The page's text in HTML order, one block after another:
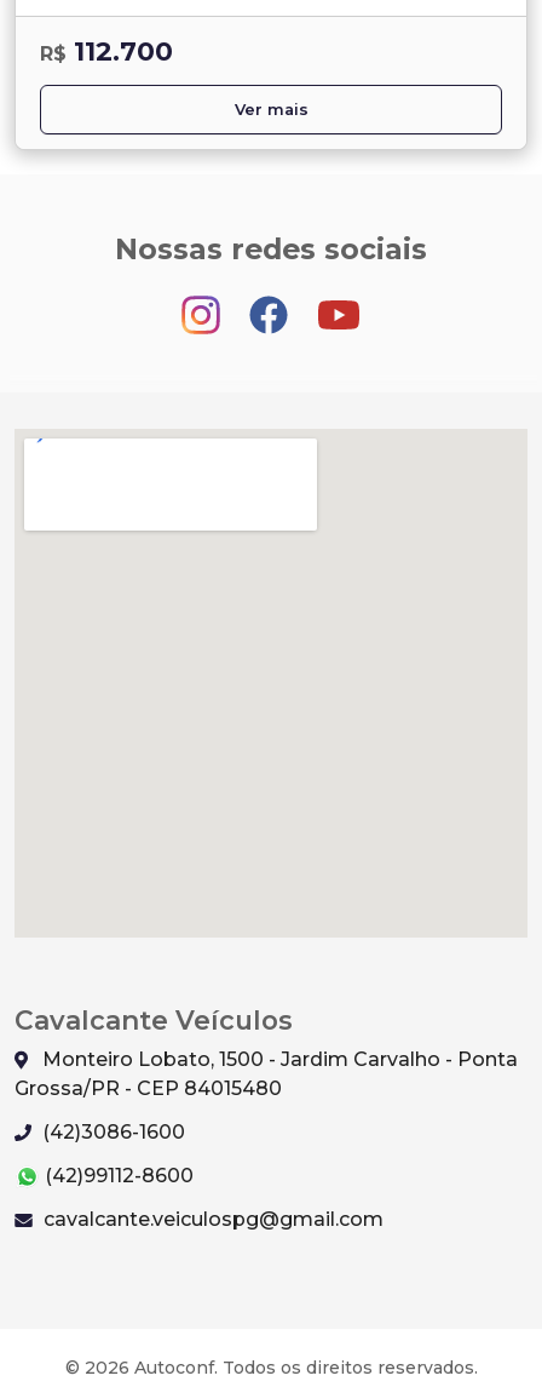
R$ 112.700
Ver mais
Nossas redes sociais
Cavalcante Veículos
Monteiro Lobato, 1500 - Jardim Carvalho - Ponta
Grossa/PR - CEP 84015480
(42)3086-1600
(42)99112-8600
cavalcante.veiculospg@gmail.com
© 2026 Autoconf. Todos os direitos reservados.